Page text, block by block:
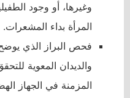
وغيرها، أو وجود
المرأة بداء المشعرات.
فحص البراز الذي يوضح
والديدان المعوية
المزمنة في الجهاز